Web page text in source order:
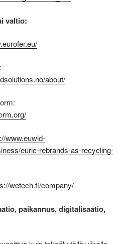
valtio:
about/
www.euwid-
euric-rebrands-as-recycling-
wetech.fi/company/
paikannus, digitalisaatio,